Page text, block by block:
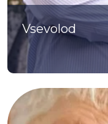
Vsevolod